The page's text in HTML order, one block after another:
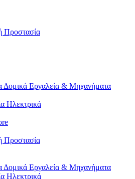
Προστασία
Δομικά Εργαλεία & Μηχανήματα
Ηλεκτρικά
Προστασία
Δομικά Εργαλεία & Μηχανήματα
Ηλεκτρικά